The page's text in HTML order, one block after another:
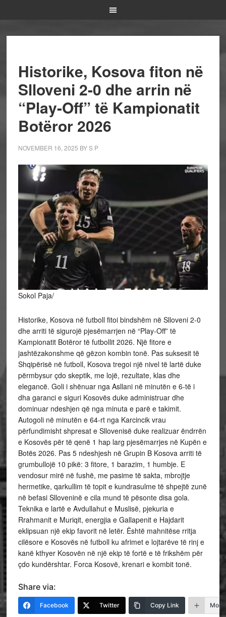
Historike, Kosova fiton në
Slloveni 2-0 dhe arrin në
“Play-Off” të Kampionatit
Botëror 2026
NOVEMBER 16, 2025 BYS P
Sokol Paja/
Historike, Kosova në futboll fitoi bindshëm në Slloveni 2-0
dhe arriti të sigurojë pjesëmarrjen në “Play-Off” të
Kampionatit Botëror të futbollit 2026. Një fitore e
jashtëzakonshme që gëzon kombin tonë. Pas suksesit të
Shqipërisë në futboll, Kosova tregoi një nivel të lartë duke
përmbysur çdo skeptik, me lojë, rezultate, klas dhe
elegancë. Goli i shënuar nga Asllani në minutën e 6-të i
dha garanci e siguri Kosovës duke administruar dhe
dominuar ndeshjen që nga minuta e parë e takimit.
Autogoli në minutën e 64-rt nga Karcincik vrau
përfundimisht shpresat e Sllovenisë duke realizuar ëndrrën
e Kosovës për të qenë 1 hap larg pjesëmarrjes në Kupën e
Botës 2026. Pas 5 ndeshjesh në Grupin B Kosova arriti të
grumbullojë 10 pikë: 3 fitore, 1 barazim, 1 humbje. E
vendosur mirë në fushë, me pasime të sakta, mbrojtje
hermetike, qarkullim të topit e kundrasulme të shpejtë zunë
në befasi Slloveninë e cila mund të pësonte disa gola.
Teknika e lartë e Avdullahut e Muslisë, pjekuria e
Rrahmanit e Muriqit, energjia e Gallapenit e Hajdarit
eklipsuan një ekip favorit në letër. Është mahnitëse rritja
cilësore e Kosovës në futboll ku afrimet e lojtarëve të rinj e
kanë kthyer Kosovën në një ekip të fortë e të frikshëm për
çdo kundërshtar. Forca Kosovë, krenari e kombit tonë.
Share via:
Facebook Twitter Copy Link More